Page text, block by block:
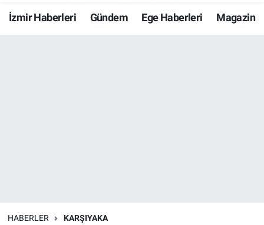
İzmir Haberleri Gündem Ege Haberleri Magazin
HABERLER KARŞIYAKA
Resmi İlanlar